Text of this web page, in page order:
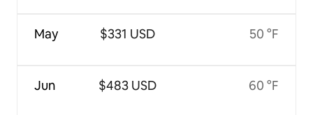
May
Jun
$331 USD
$483 USD
50 °F
60 °F